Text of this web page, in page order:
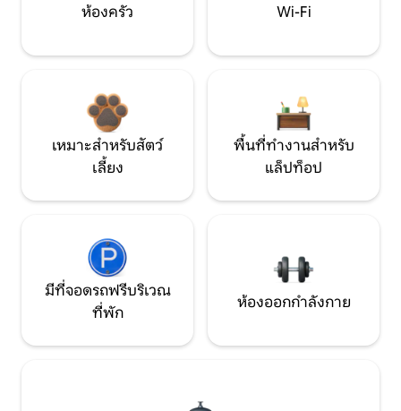
ห้องครัว Wi-Fi
เหมาะสำหรับสัตว์
เลี้ยง
พื้นที่ทำงานสำหรับ
แล็ปท็อป
มีที่จอดรถฟรีบริเวณ
ที่พัก
ห้องออกกำลังกาย